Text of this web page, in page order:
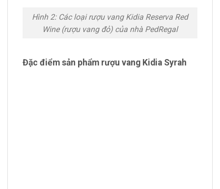
Hình 2: Các loại rượu vang Kidia Reserva Red
Wine (rượu vang đỏ) của nhà PedRegal
Đặc điểm sản phẩm rượu vang Kidia Syrah